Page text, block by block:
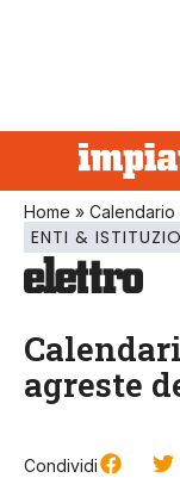
Home » Calendario
ENTI &
agreste
Condividi